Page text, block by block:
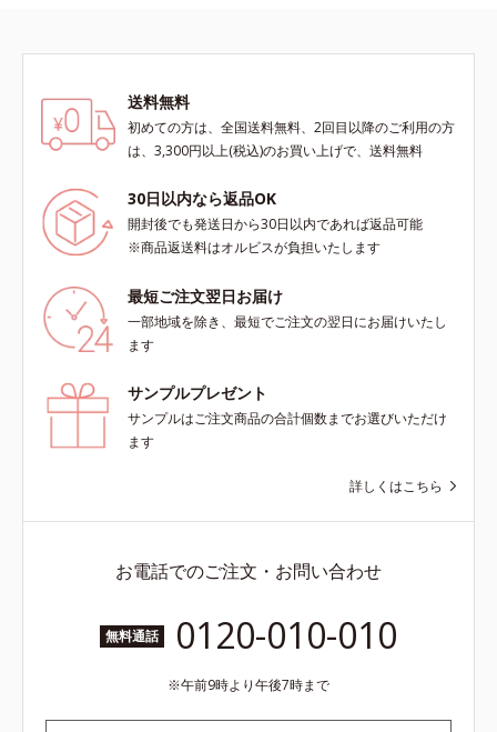
送料無料
初めての方は、全国送料無料、2回目以降のご利用の方
は、3,300円以上(税込)のお買い上げで、送料無料
30日以内なら返品OK
開封後でも発送日から30日以内であれば返品可能
※商品返送料はオルビスが負担いたします
最短ご注文翌日お届け
一部地域を除き、最短でご注文の翌日にお届けいたし
ます
サンプルプレゼント
サンプルはご注文商品の合計個数までお選びいただけ
ます
詳しくはこちら
お電話でのご注文・お問い合わせ
無料通話 0120-010-010
午前9時より午後7時まで